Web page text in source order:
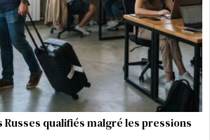
Russes qualifiés malgré les pressions